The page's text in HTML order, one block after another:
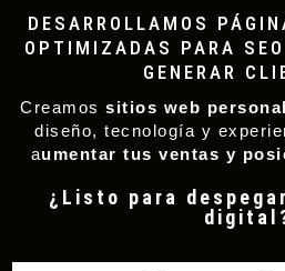
DESARROLLAMOS
OPTIMIZADAS PARA
GENERAR
Creamos sitios web
diseño, tecnología y
aumentar tus ventas y
¿Listo para